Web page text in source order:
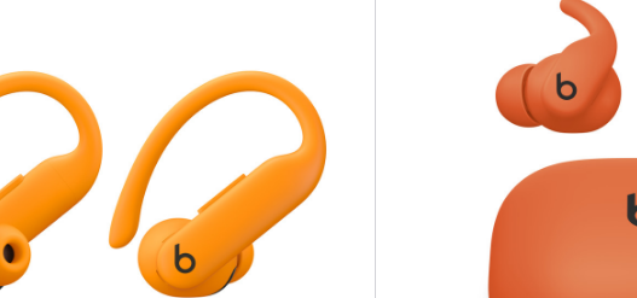
ก่อน
หน้า
รูปภาพ
Powerbeats
ก่